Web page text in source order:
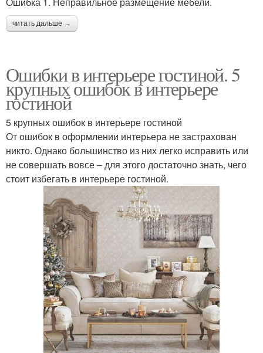
читать дальше →
Ошибки в интерьере гостиной. 5
крупных ошибок в интерьере
гостиной
5 крупных ошибок в интерьере гостиной
От ошибок в оформлении интерьера не застрахован
никто. Однако большинство из них легко исправить или
не совершать вовсе – для этого достаточно знать, чего
стоит избегать в интерьере гостиной.